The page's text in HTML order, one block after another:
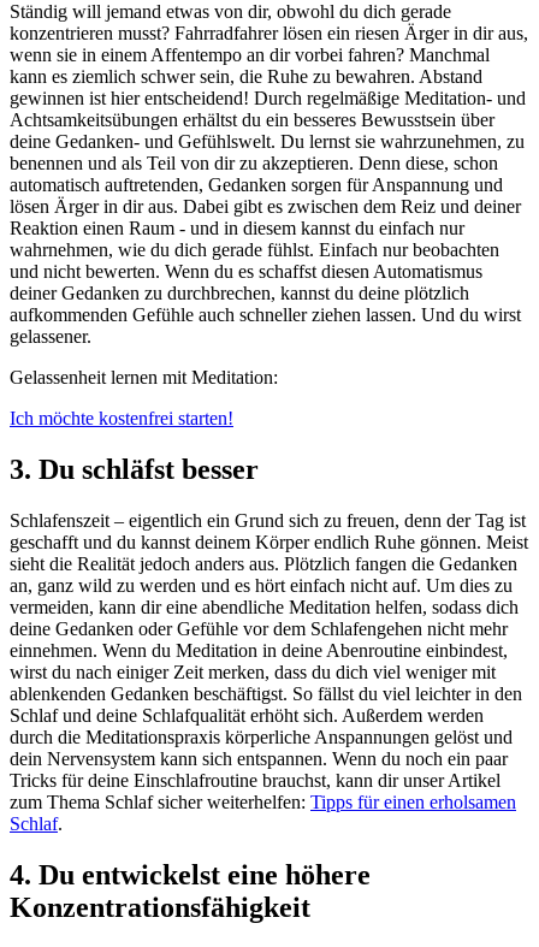
Ständig will jemand etwas von dir, obwohl du dich gerade
konzentrieren musst? Fahrradfahrer lösen ein riesen Ärger in dir aus,
wenn sie in einem Affentempo an dir vorbei fahren? Manchmal
kann es ziemlich schwer sein, die Ruhe zu bewahren. Abstand
gewinnen ist hier entscheidend! Durch regelmäßige Meditation- und
Achtsamkeitsübungen erhältst du ein besseres Bewusstsein über
deine Gedanken- und Gefühlswelt. Du lernst sie wahrzunehmen, zu
benennen und als Teil von dir zu akzeptieren. Denn diese, schon
automatisch auftretenden, Gedanken sorgen für Anspannung und
lösen Ärger in dir aus. Dabei gibt es zwischen dem Reiz und deiner
Reaktion einen Raum - und in diesem kannst du einfach nur
wahrnehmen, wie du dich gerade fühlst. Einfach nur beobachten
und nicht bewerten. Wenn du es schaffst diesen Automatismus
deiner Gedanken zu durchbrechen, kannst du deine plötzlich
aufkommenden Gefühle auch schneller ziehen lassen. Und du wirst
gelassener.
Gelassenheit lernen mit Meditation:
Ich möchte kostenfrei starten!
3. Du schläfst besser
Schlafenszeit – eigentlich ein Grund sich zu freuen, denn der Tag ist
geschafft und du kannst deinem Körper endlich Ruhe gönnen. Meist
sieht die Realität jedoch anders aus. Plötzlich fangen die Gedanken
an, ganz wild zu werden und es hört einfach nicht auf. Um dies zu
vermeiden, kann dir eine abendliche Meditation helfen, sodass dich
deine Gedanken oder Gefühle vor dem Schlafengehen nicht mehr
einnehmen. Wenn du Meditation in deine Abenroutine einbindest,
wirst du nach einiger Zeit merken, dass du dich viel weniger mit
ablenkenden Gedanken beschäftigst. So fällst du viel leichter in den
Schlaf und deine Schlafqualität erhöht sich. Außerdem werden
durch die Meditationspraxis körperliche Anspannungen gelöst und
dein Nervensystem kann sich entspannen. Wenn du noch ein paar
Tricks für deine Einschlafroutine brauchst, kann dir unser Artikel
zum Thema Schlaf sicher weiterhelfen: Tipps für einen erholsamen
Schlaf.
4. Du entwickelst eine höhere
Konzentrationsfähigkeit